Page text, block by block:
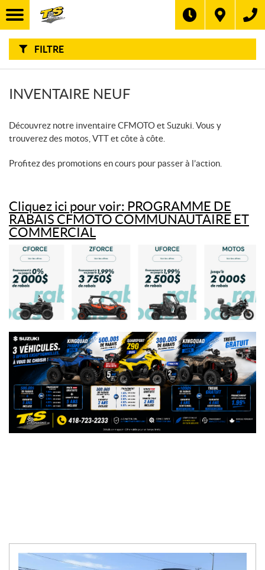
FILTRE
F
I
L
TFiltre
Catégorie
INVENTAIRE NEUF
Découvrez notre inventaire CFMOTO et Suzuki. Vous y
trouverez des motos, VTT et côte à côte.
Profitez des promotions en cours pour passer à l’action.
Cliquez ici pour voir: PROGRAMME DE
RABAIS CFMOTO COMMUNAUTAIRE ET
COMMERCIAL